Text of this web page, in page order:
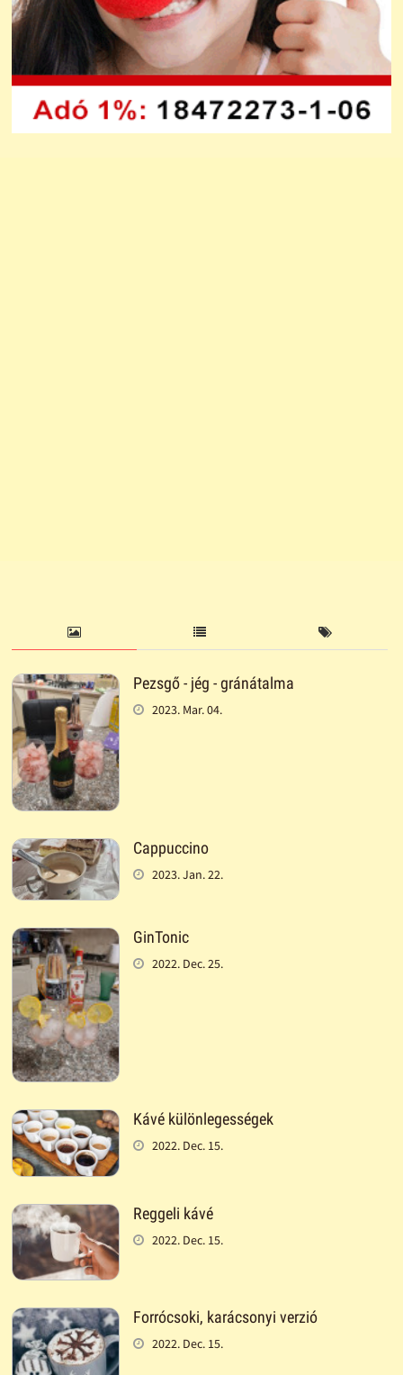
Pezsgő - jég - gránátalma
2023. Mar. 04.
Cappuccino
2023. Jan. 22.
GinTonic
2022. Dec. 25.
Kávé különlegességek
2022. Dec. 15.
Reggeli kávé
2022. Dec. 15.
Forrócsoki, karácsonyi verzió
2022. Dec. 15.